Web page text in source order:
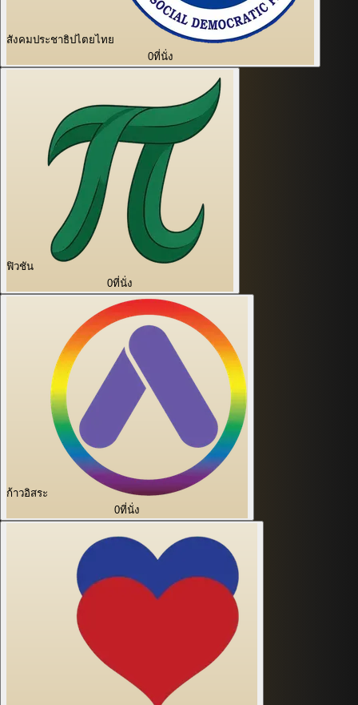
สังคมประชาธิปไตยไทย
0ที่นั่ง
ฟิวชัน
0ที่นั่ง
ก้าวอิสระ
0ที่นั่ง